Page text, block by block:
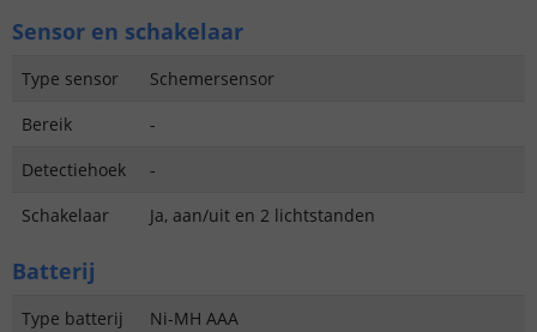
Sensor en schakelaar
Type sensor
Schemersensor
Bereik
-
Detectiehoek
-
Schakelaar
Ja, aan/uit en 2 lichtstanden
Batterij
Type batterij
Ni-MH AAA